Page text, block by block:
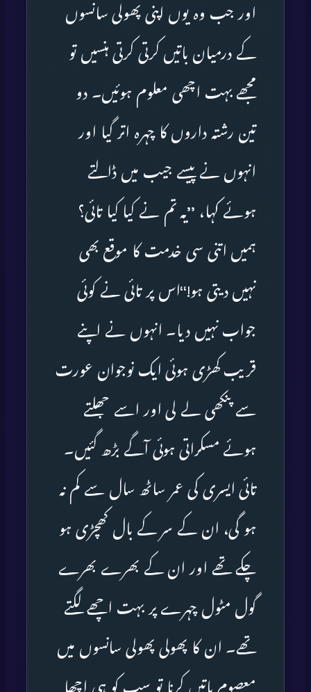
اور جب وہ یوں اپنی پھولی سانسوں
کے درمیان باتیں کرتی کرتی ہنسیں تو
مجھے بہت اچھی معلوم ہوئیں۔ دو
تین رشتہ داروں کا چہرہ اتر گیا اور
انہوں نے پیسے جیب میں ڈالتے
ہوئے کہا، ’’یہ تم نے کیا کیا تائی؟
ہمیں اتنی سی خدمت کا موقع بھی
نہیں دیتی ہو!‘‘اس پر تائی نے کوئی
جواب نہیں دیا۔ انہوں نے اپنے
قریب کھڑی ہوئی ایک نوجوان عورت
سے پنکھی لے لی اور اسے جھلتے
ہوئے مسکراتی ہوئی آگے بڑھ گئیں۔
تائی ایسری کی عمر ساٹھ سال سے کم نہ
ہو گی، ان کے سر کے بال کھچڑی ہو
چکے تھے اور ان کے بھرے بھرے
گول مٹول چہرے پر بہت اچھے لگتے
تھے۔ ان کا پھولی پھولی سانسوں میں
معصوم باتیں کرنا تو سب کو ہی اچھا